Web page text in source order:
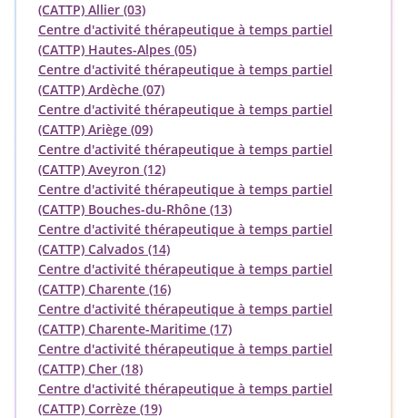
(CATTP) Allier (03)
Centre d'activité thérapeutique à temps partiel
(CATTP) Hautes-Alpes (05)
Centre d'activité thérapeutique à temps partiel
(CATTP) Ardèche (07)
Centre d'activité thérapeutique à temps partiel
(CATTP) Ariège (09)
Centre d'activité thérapeutique à temps partiel
(CATTP) Aveyron (12)
Centre d'activité thérapeutique à temps partiel
(CATTP) Bouches-du-Rhône (13)
Centre d'activité thérapeutique à temps partiel
(CATTP) Calvados (14)
Centre d'activité thérapeutique à temps partiel
(CATTP) Charente (16)
Centre d'activité thérapeutique à temps partiel
(CATTP) Charente-Maritime (17)
Centre d'activité thérapeutique à temps partiel
(CATTP) Cher (18)
Centre d'activité thérapeutique à temps partiel
(CATTP) Corrèze (19)